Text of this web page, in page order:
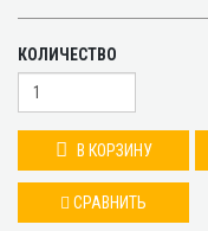
КОЛИЧЕСТВО
В КОРЗИНУ
СРАВНИТЬ